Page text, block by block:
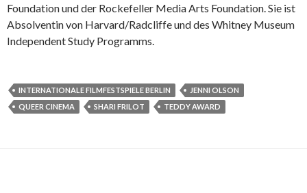
Foundation und der Rockefeller Media Arts Foundation. Sie ist
Absolventin von Harvard/Radcliffe und des Whitney Museum
Independent Study Programms.
INTERNATIONALE FILMFESTSPIELE BERLIN
JENNI OLSON
QUEER CINEMA
SHARI FRILOT TEDDY AWARD